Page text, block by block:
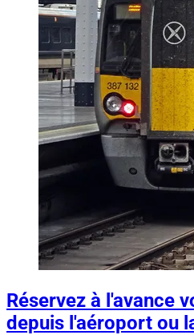
Réservez à l'avance
depuis l'aéroport ou